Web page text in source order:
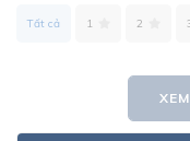
Tất cả 1 2